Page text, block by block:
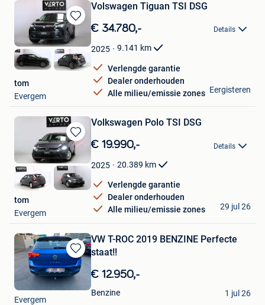
Bewaren
in
Mijn
Favorieten
Volswagen Tiguan TSI DSG
€ 34.780,- Details
2025 9.141 km
Verlengde garantie
Dealer onderhouden
Alle milieu/emissie zones
tom
Evergem
Eergisteren
Bewaren
in
Mijn
Favorieten
Volkswagen Polo TSI DSG
€ 19.990,- Details
2025 20.389 km
Verlengde garantie
Dealer onderhouden
Alle milieu/emissie zones
tom
Evergem
29 jul 26
Bewaren
in
Mijn
Favorieten
VW T-ROC 2019 BENZINE Perfecte
staat!!
€ 12.950,-
Benzine
Yusuf
Evergem
1 jul 26